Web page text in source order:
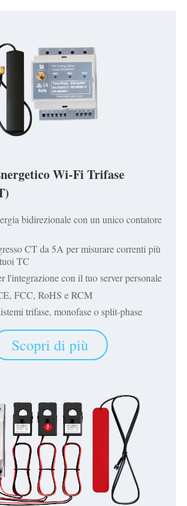
Wi-Fi Trifase
bidirezionale con un unico contatore
CT da 5A per misurare correnti più
TC
l'integrazione con il tuo server personale
FCC, RoHS e RCM
trifase, monofase o split-phase
Scopri di più